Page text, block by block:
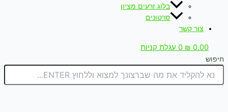
בלוג זרעים מציון
סרטונים
צור קשר
₪ 0.00
0 עגלת קניות
חיפוש